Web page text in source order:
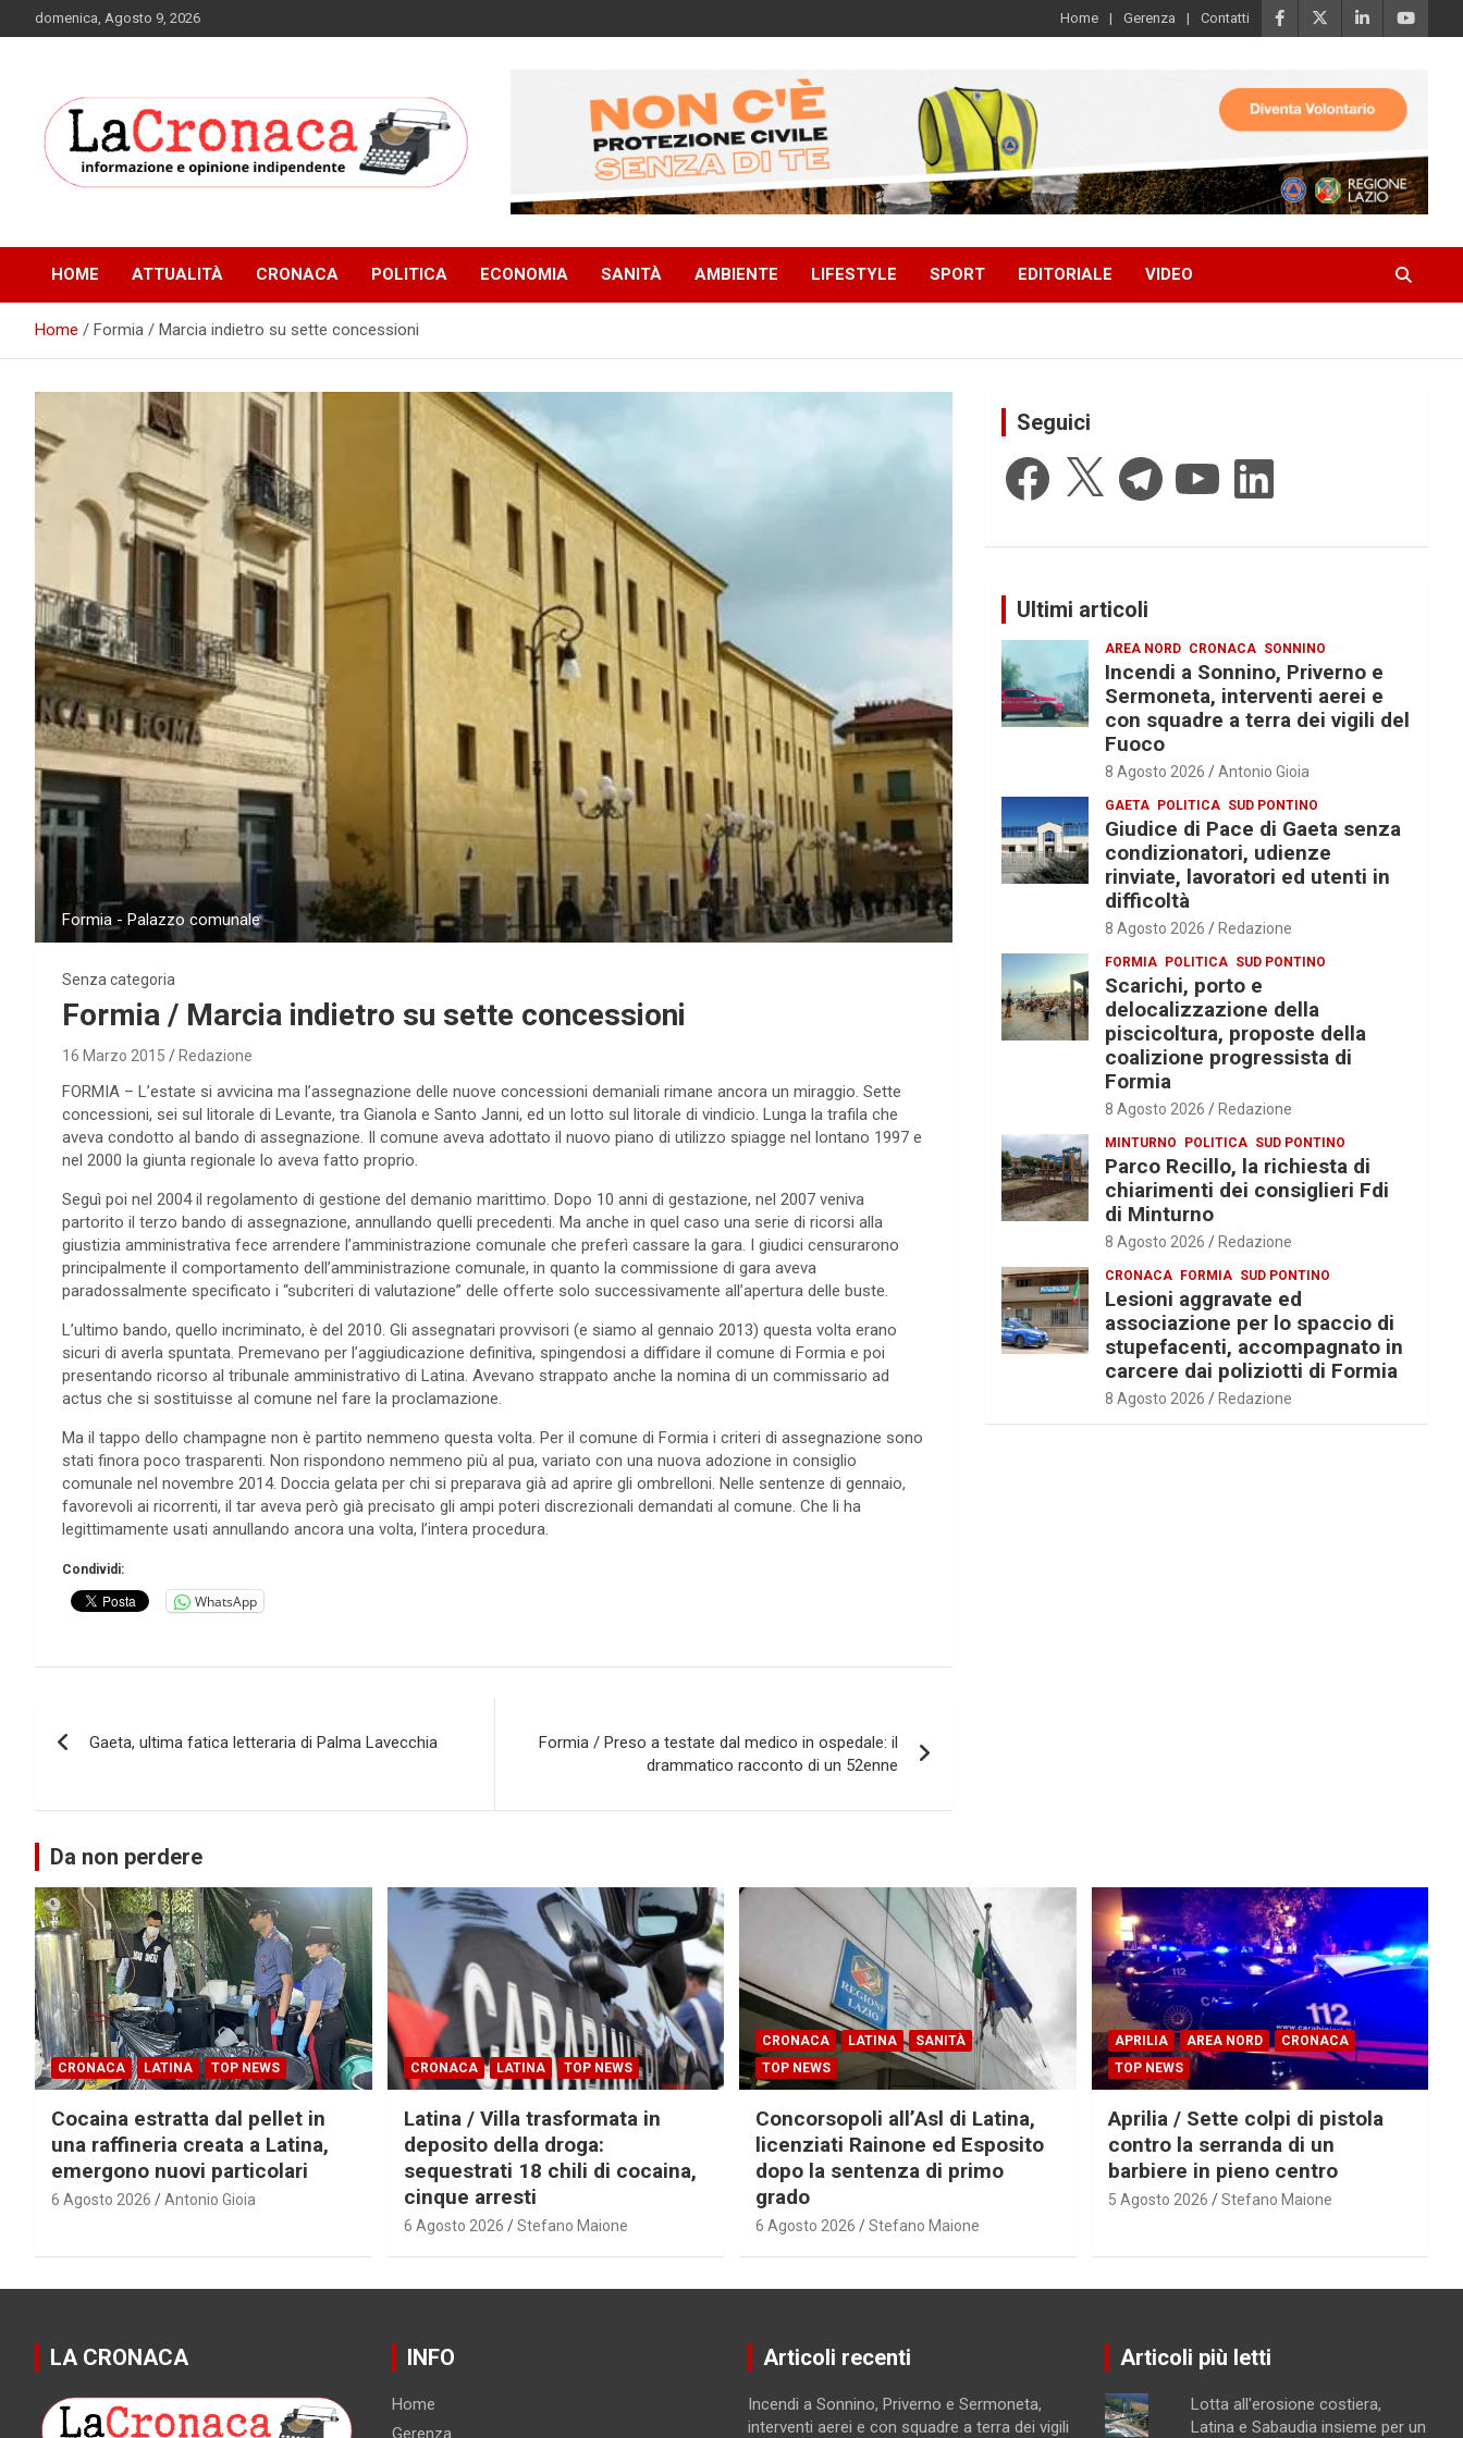
to
domenica, Agosto 9, 2026 Home Gerenza Contatti
HOME ATTUALITÀ CRONACA POLITICA ECONOMIA SANITÀ AMBIENTE LIFESTYLE SPORT EDITORIALE VIDEO
Home Formia / Marcia indietro su sette concessioni
Formia - Palazzo comunale
Senza categoria
Formia / Marcia indietro su sette concessioni
16 Marzo 2015 Redazione
FORMIA – L’estate si avvicina ma l’assegnazione delle nuove concessioni demaniali rimane ancora un miraggio. Sette
concessioni, sei sul litorale di Levante, tra Gianola e Santo Janni, ed un lotto sul litorale di vindicio. Lunga la trafila che
aveva condotto al bando di assegnazione. Il comune aveva adottato il nuovo piano di utilizzo spiagge nel lontano 1997 e
nel 2000 la giunta regionale lo aveva fatto proprio.
Seguì poi nel 2004 il regolamento di gestione del demanio marittimo. Dopo 10 anni di gestazione, nel 2007 veniva
partorito il terzo bando di assegnazione, annullando quelli precedenti. Ma anche in quel caso una serie di ricorsi alla
giustizia amministrativa fece arrendere l’amministrazione comunale che preferì cassare la gara. I giudici censurarono
principalmente il comportamento dell’amministrazione comunale, in quanto la commissione di gara aveva
paradossalmente specificato i “subcriteri di valutazione” delle offerte solo successivamente all’apertura delle buste.
L’ultimo bando, quello incriminato, è del 2010. Gli assegnatari provvisori (e siamo al gennaio 2013) questa volta erano
sicuri di averla spuntata. Premevano per l’aggiudicazione definitiva, spingendosi a diffidare il comune di Formia e poi
presentando ricorso al tribunale amministrativo di Latina. Avevano strappato anche la nomina di un commissario ad
actus che si sostituisse al comune nel fare la proclamazione.
Ma il tappo dello champagne non è partito nemmeno questa volta. Per il comune di Formia i criteri di assegnazione sono
stati finora poco trasparenti. Non rispondono nemmeno più al pua, variato con una nuova adozione in consiglio
comunale nel novembre 2014. Doccia gelata per chi si preparava già ad aprire gli ombrelloni. Nelle sentenze di gennaio,
favorevoli ai ricorrenti, il tar aveva però già precisato gli ampi poteri discrezionali demandati al comune. Che li ha
legittimamente usati annullando ancora una volta, l’intera procedura.
Condividi:
WhatsApp
articoli
Gaeta, ultima fatica letteraria di Palma Lavecchia
Formia / Preso a testate dal medico in ospedale: il
drammatico racconto di un 52enne
Seguici
Facebook
X TelegramYouTube LinkedIn
Ultimi articoli
AREA NORD CRONACA SONNINO
Incendi a Sonnino, Priverno e
Sermoneta, interventi aerei e
con squadre a terra dei vigili del
Fuoco
8 Agosto 2026 Antonio Gioia
GAETA POLITICA SUD PONTINO
Giudice di Pace di Gaeta senza
condizionatori, udienze
rinviate, lavoratori ed utenti in
difficoltà
8 Agosto 2026 Redazione
FORMIA POLITICA SUD PONTINO
Scarichi, porto e
delocalizzazione della
piscicoltura, proposte della
coalizione progressista di
Formia
8 Agosto 2026 Redazione
MINTURNO POLITICA SUD PONTINO
Parco Recillo, la richiesta di
chiarimenti dei consiglieri Fdi
di Minturno
8 Agosto 2026 Redazione
CRONACA FORMIA SUD PONTINO
Lesioni aggravate ed
associazione per lo spaccio di
stupefacenti, accompagnato in
carcere dai poliziotti di Formia
8 Agosto 2026 Redazione
Da non perdere
CRONACA LATINA TOP NEWS
Cocaina estratta dal pellet in
una raffineria creata a Latina,
emergono nuovi particolari
6 Agosto 2026 Antonio Gioia
CRONACA LATINA TOP NEWS
Latina / Villa trasformata in
deposito della droga:
sequestrati 18 chili di cocaina,
cinque arresti
6 Agosto 2026 Stefano Maione
CRONACA LATINA
SANITÀ
TOP NEWS
Concorsopoli all’Asl di Latina,
licenziati Rainone ed Esposito
dopo la sentenza di primo
grado
6 Agosto 2026 Stefano Maione
APRILIA AREA NORD
CRONACA
TOP NEWS
Aprilia / Sette colpi di pistola
contro la serranda di un
barbiere in pieno centro
5 Agosto 2026 Stefano Maione
LA CRONACA INFO
Home
Gerenza
Articoli recenti
Incendi a Sonnino, Priverno e Sermoneta,
interventi aerei e con squadre a terra dei vigili
Articoli più letti
Lotta all'erosione costiera,
Latina e Sabaudia insieme per un